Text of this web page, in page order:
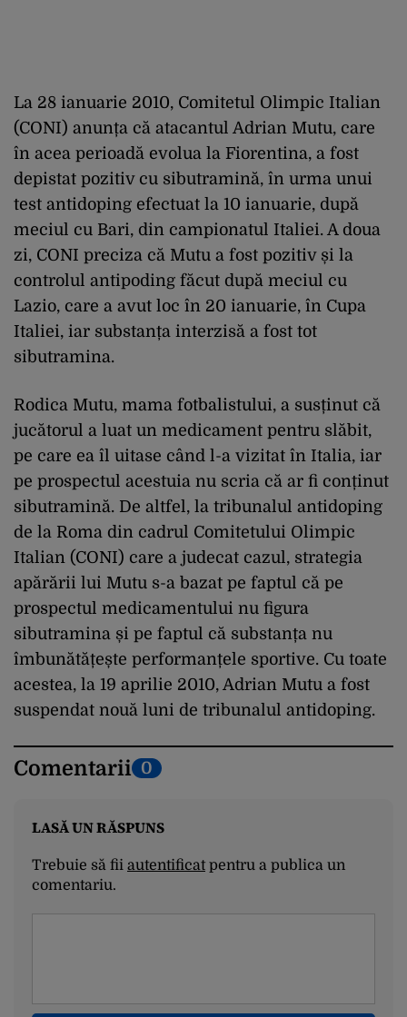
La 28 ianuarie 2010, Comitetul Olimpic Italian
(CONI) anunța că atacantul Adrian Mutu, care
în acea perioadă evolua la Fiorentina, a fost
depistat pozitiv cu sibutramină, în urma unui
test antidoping efectuat la 10 ianuarie, după
meciul cu Bari, din campionatul Italiei. A doua
zi, CONI preciza că Mutu a fost pozitiv și la
controlul antipoding făcut după meciul cu
Lazio, care a avut loc în 20 ianuarie, în Cupa
Italiei, iar substanța interzisă a fost tot
sibutramina.
Rodica Mutu, mama fotbalistului, a susținut că
jucătorul a luat un medicament pentru slăbit,
pe care ea îl uitase când l-a vizitat în Italia, iar
pe prospectul acestuia nu scria că ar fi conținut
sibutramină. De altfel, la tribunalul antidoping
de la Roma din cadrul Comitetului Olimpic
Italian (CONI) care a judecat cazul, strategia
apărării lui Mutu s-a bazat pe faptul că pe
prospectul medicamentului nu figura
sibutramina și pe faptul că substanța nu
îmbunătățește performanțele sportive. Cu toate
acestea, la 19 aprilie 2010, Adrian Mutu a fost
suspendat nouă luni de tribunalul antidoping.
Comentarii 0
LASĂ UN RĂSPUNS
Trebuie să fii autentificatpentru a publica un
comentariu.